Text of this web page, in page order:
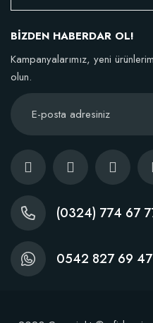
BİZDEN HABERDAR OL!
Kampanyalarımız, yeni
olun.
(0324) 774 67
0542 827 69 47